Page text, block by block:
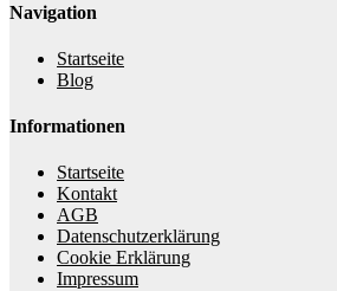
Navigation
Startseite
Blog
Informationen
Startseite
Kontakt
AGB
Datenschutzerklärung
Cookie Erklärung
Impressum